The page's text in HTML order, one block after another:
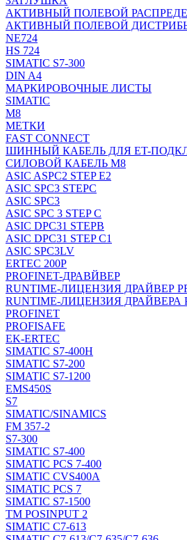
АКТИВНЫЙ ПОЛЕВОЙ
АКТИВНЫЙ ПОЛЕВОЙ
NE724
HS 724
SIMATIC S7-300
DIN A4
МАРКИРОВОЧНЫЕ ЛИСТЫ
SIMATIC
M8
МЕТКИ
FAST CONNECT
ШИННЫЙ КАБЕЛЬ ДЛЯ ET-
СИЛОВОЙ КАБЕЛЬ M8
ASIC ASPC2 STEP E2
ASIC SPC3 STEPC
ASIC SPC3
ASIC SPC 3 STEP C
ASIC DPC31 STEPB
ASIC DPC31 STEP C1
ASIC SPC3LV
ERTEC 200P
PROFINET-ДРАВЙВЕР
RUNTIME-ЛИЦЕНЗИЯ ДРАЙВЕР
RUNTIME-ЛИЦЕНЗИЯ ДРАЙВЕРА
PROFINET
PROFISAFE
EK-ERTEC
SIMATIC S7-400H
SIMATIC S7-200
SIMATIC S7-1200
EMS450S
S7
SIMATIC/SINAMICS
FM 357-2
S7-300
SIMATIC S7-400
SIMATIC PCS 7-400
SIMATIC CVS400A
SIMATIC PCS 7
SIMATIC S7-1500
TM POSINPUT 2
SIMATIC C7-613